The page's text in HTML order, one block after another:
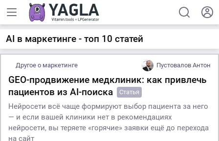
AI в маркетинге - топ 10 статей
Другое о маркетинге Пустовалов Антон
GEO-продвижение медклиник: как привлечь
пациентов из AI-поиска
Статья
Нейросети всё чаще формируют выбор пациента за него
— и если вашей клиники нет в рекомендациях
нейросети, вы теряете «горячие» заявки ещё до перехода
на сайт